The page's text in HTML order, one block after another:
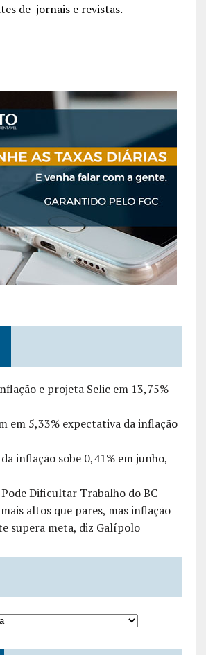
de jornais e revistas.
e projeta Selic em 13,75%
em 5,33% expectativa da inflação
inflação sobe 0,41% em junho,
Dificultar Trabalho do BC
altos que pares, mas inflação
supera meta, diz Galípolo